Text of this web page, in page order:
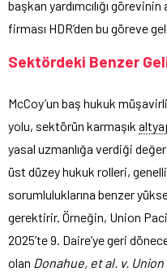
başkan yardımcılığı
firması HDR’den bu göreve
Sektördeki Benzer
McCoy’un baş hukuk
yolu, sektörün karmaşık
yasal uzmanlığa verdiği
üst düzey hukuk rolleri,
sorumluluklarına benzer
gerektirir. Örneğin, Union
2025’te 9. Daire’ye geri
olan Donahue, et al. v.